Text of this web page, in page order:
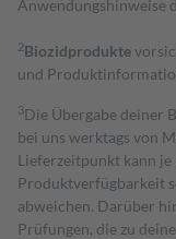
Anwendungshinweise
2Biozidprodukte
und
3Die Übergabe deiner
bei uns werktags von
Lieferzeitpunkt kann
Produktverfügbarkeit
abweichen. Darüber
Prüfungen, die zu